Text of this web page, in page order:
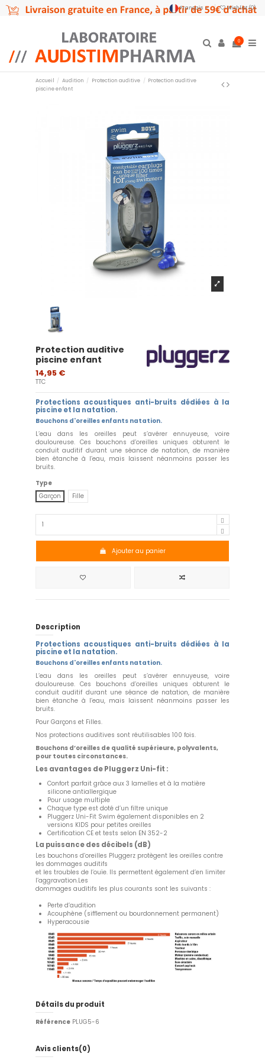
Français Wishlist (0)
0
Accueil Audition Protection auditive
Protection auditive
piscine enfant
Protection auditive
piscine enfant
14,95 €
TTC
Protections acoustiques anti-bruits dédiées à la
piscine et la natation.
Bouchons d'oreilles enfants natation.
L’eau dans les oreilles peut s’avérer ennuyeuse, voire
douloureuse. Ces bouchons d’oreilles uniques obturent le
conduit auditif durant une séance de natation, de manière
bien étanche à l’eau, mais laissent néanmoins passer les
bruits.
Type
Garçon
Fille
Ajouter au panier
Description
Protections acoustiques anti-bruits dédiées à la
piscine et la natation.
Bouchons d'oreilles enfants natation.
L’eau dans les oreilles peut s’avérer ennuyeuse, voire
douloureuse. Ces bouchons d’oreilles uniques obturent le
conduit auditif durant une séance de natation, de manière
bien étanche à l’eau, mais laissent néanmoins passer les
bruits.
Pour Garçons et Filles.
Nos protections auditives sont réutilisables 100 fois.
Bouchons d’oreilles de qualité supérieure, polyvalents,
pour toutes circonstances.
Les avantages de Pluggerz Uni-fit :
Confort parfait grâce aux 3 lamelles et à la matière
silicone antiallergique
Pour usage multiple
Chaque type est doté d’un filtre unique
Pluggerz Uni-Fit Swim également disponibles en 2
versions KIDS pour petites oreilles
Certification CE et tests selon EN 352-2
La puissance des décibels (dB)
Les bouchons d’oreilles Pluggerz protègent les oreilles contre
les dommages auditifs
et les troubles de l’ouïe. Ils permettent également d’en limiter
l’aggravation.Les
dommages auditifs les plus courants sont les suivants :
Perte d’audition
Acouphène (sifflement ou bourdonnement permanent)
Hyperacousie
Détails du produit
Référence PLUG5-6
Avis clients(0)